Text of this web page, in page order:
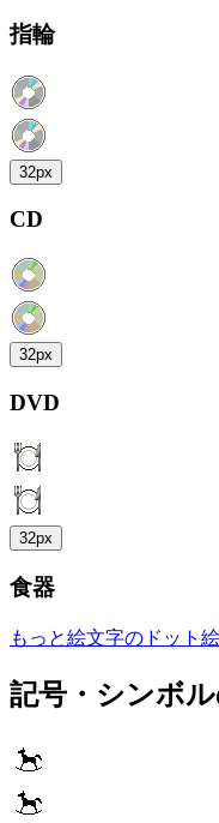
指輪
32px
CD
32px
DVD
32px
食器
もっと絵文字のドット
記号・シンボ